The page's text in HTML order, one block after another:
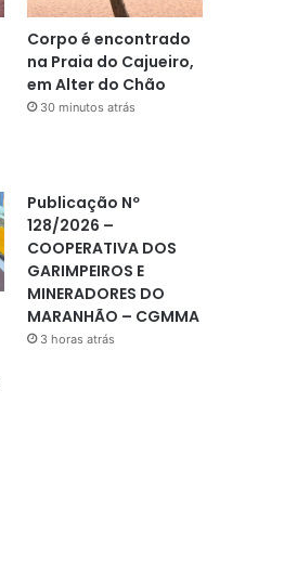
Corpo é encontrado
na Praia do Cajueiro,
em Alter do Chão
30 minutos atrás
Publicação Nº
128/2026 –
COOPERATIVA DOS
GARIMPEIROS E
MINERADORES DO
MARANHÃO – CGMMA
3 horas atrás